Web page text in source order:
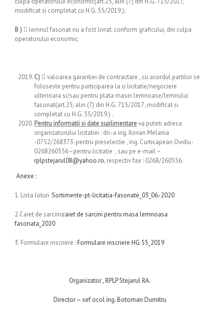
modificat si completat cu H.G. 55/2019.);
B )  lemnul fasonat nu a fost livrat, conform graficului, din culpa
operatorului economic;
C)  valoarea garantiei de contractare , cu acordul partilor se
foloseste pentru participarea la o licitatie/negociere
ulterioara si/sau pentru plata masei lemnoase/lemnului
fasonat(art.25, alin (7) din H.G. 715/2017 ,modificat si
completat cu H.G. 55/2019.) .
Pentru informatii si date suplimentareva puteti adresa
organizatorului licitatiei : dn.-a ing. Ilovan Melania
-0752/268373-pentru preselectie , ing. Curticapean Ovidiu-
0268260556–pentru licitatie , sau pe e-mail –
rplpstejarul08@yahoo.ro, respectiv fax : 0268/260556.
Anexe :
1. Lista loturi :Sortimente-pt-licitatia-fasonate_03_06.-2020
2.Caiet de sarcini:caiet de sarcini pentru masa lemnoasa
fasonata_2020
3. Formulare inscriere :Formulare inscriere HG 55_2019
Organizator , RPLP Stejarul RA.
Director – sef ocol ing. Botoman Dumitru